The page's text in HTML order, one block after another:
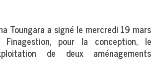
Toungara a signé le mercredi 19 mars
pour la conception, le
de deux aménagements